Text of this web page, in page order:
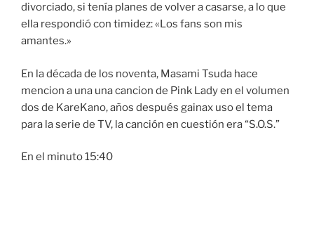
divorciado, si tenía planes de volver a casarse, a lo que
ella respondió con timidez: «Los fans son mis
amantes.»
En la década de los noventa, Masami Tsuda hace
mencion a una una cancion de Pink Lady en el volumen
dos de KareKano, años después gainax uso el tema
para la serie de TV, la canción en cuestión era “S.O.S.”
En el minuto 15:40